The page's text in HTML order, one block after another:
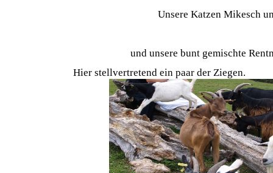
Unsere Katzen Mikesch
und unsere bunt gemischte
Hier stellvertretend ein paar der Ziegen.